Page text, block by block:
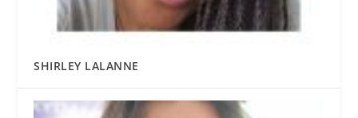
SHIRLEY LALANNE